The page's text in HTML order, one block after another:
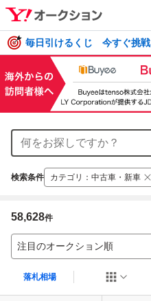
毎日引けるくじ 今すぐ挑戦
検索条件 カテゴリ ： 中古車・新車
58,628件
注目のオークション順
落札相場